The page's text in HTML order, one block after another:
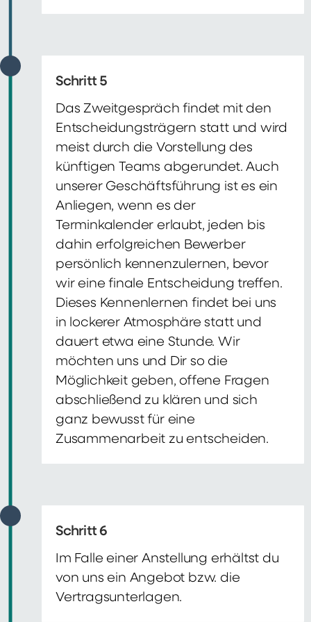
Schritt 5
Das Zweitgespräch findet mit den
Entscheidungsträgern statt und wird
meist durch die Vorstellung des
künftigen Teams abgerundet. Auch
unserer Geschäftsführung ist es ein
Anliegen, wenn es der
Terminkalender erlaubt, jeden bis
dahin erfolgreichen Bewerber
persönlich kennenzulernen, bevor
wir eine finale Entscheidung treffen.
Dieses Kennenlernen findet bei uns
in lockerer Atmosphäre statt und
dauert etwa eine Stunde. Wir
möchten uns und Dir so die
Möglichkeit geben, offene Fragen
abschließend zu klären und sich
ganz bewusst für eine
Zusammenarbeit zu entscheiden.
Schritt 6
Im Falle einer Anstellung erhältst du
von uns ein Angebot bzw. die
Vertragsunterlagen.